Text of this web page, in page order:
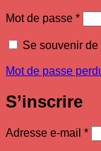
Mot de passe *
Se souvenir de
Mot de passe
S’inscrire
Adresse e-mail *